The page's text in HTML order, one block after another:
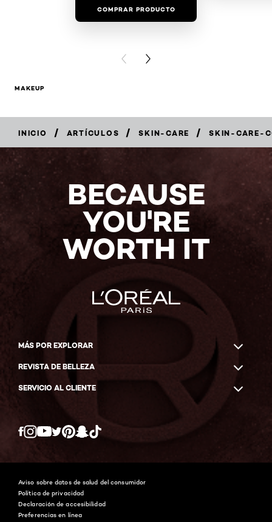
COMPRAR PRODUCTO
PREVIOUS CARD
NEXT CARD
MAKEUP
INICIO / ARTÍCULOS / SKIN-CARE / SKIN-CARE-
BECAUSE
YOU'RE
WORTH IT
MÁS POR EXPLORAR
REVISTA DE BELLEZA
SERVICIO AL CLIENTE
Twitter
Aviso sobre datos de salud del consumidor
Política de privacidad
Declaración de accesibilidad
Preferencias en línea